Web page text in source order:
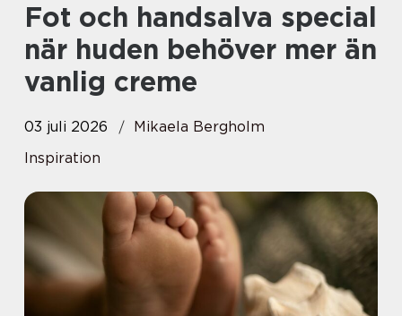
Fot och handsalva special
när huden behöver mer än
vanlig creme
03 juli 2026
Mikaela Bergholm
Inspiration